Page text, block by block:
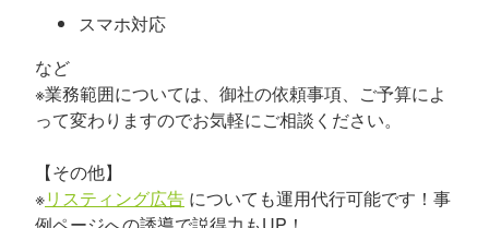
スマホ対応
など
※業務範囲については、御社の依頼事項、ご予算によ
って変わりますのでお気軽にご相談ください。
【その他】
※リスティング広告 についても運用代行可能です！事